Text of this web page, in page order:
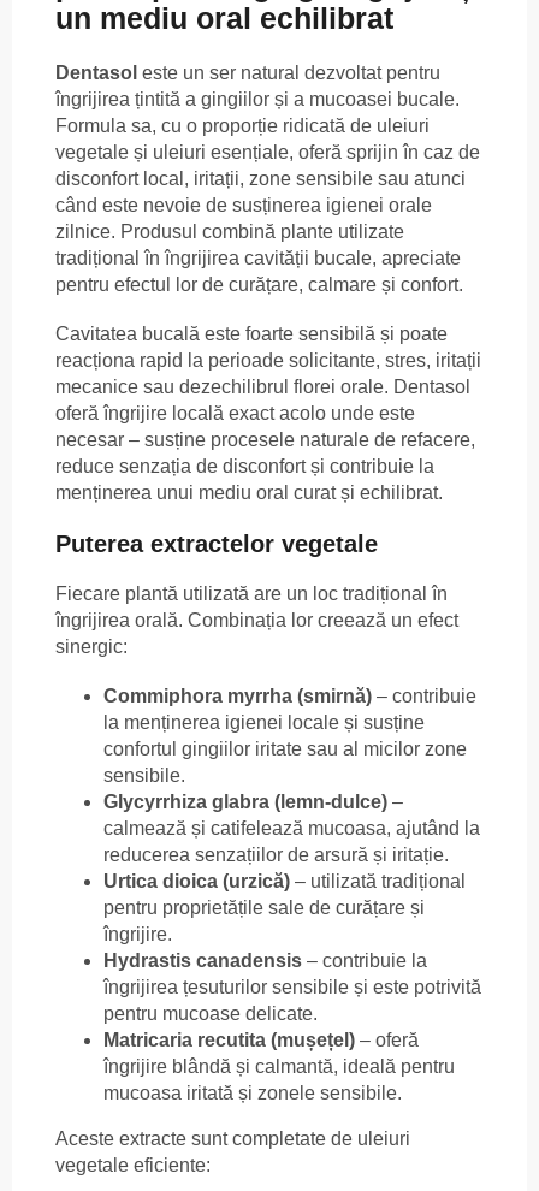
un mediu oral echilibrat
Dentasol este un ser natural dezvoltat pentru
îngrijirea țintită a gingiilor și a mucoasei bucale.
Formula sa, cu o proporție ridicată de uleiuri
vegetale și uleiuri esențiale, oferă sprijin în caz de
disconfort local, iritații, zone sensibile sau atunci
când este nevoie de susținerea igienei orale
zilnice. Produsul combină plante utilizate
tradițional în îngrijirea cavității bucale, apreciate
pentru efectul lor de curățare, calmare și confort.
Cavitatea bucală este foarte sensibilă și poate
reacționa rapid la perioade solicitante, stres, iritații
mecanice sau dezechilibrul florei orale. Dentasol
oferă îngrijire locală exact acolo unde este
necesar – susține procesele naturale de refacere,
reduce senzația de disconfort și contribuie la
menținerea unui mediu oral curat și echilibrat.
Puterea extractelor vegetale
Fiecare plantă utilizată are un loc tradițional în
îngrijirea orală. Combinația lor creează un efect
sinergic:
Commiphora myrrha (smirnă) – contribuie
la menținerea igienei locale și susține
confortul gingiilor iritate sau al micilor zone
sensibile.
Glycyrrhiza glabra (lemn-dulce) –
calmează și catifelează mucoasa, ajutând la
reducerea senzațiilor de arsură și iritație.
Urtica dioica (urzică) – utilizată tradițional
pentru proprietățile sale de curățare și
îngrijire.
Hydrastis canadensis – contribuie la
îngrijirea țesuturilor sensibile și este potrivită
pentru mucoase delicate.
Matricaria recutita (mușețel) – oferă
îngrijire blândă și calmantă, ideală pentru
mucoasa iritată și zonele sensibile.
Aceste extracte sunt completate de uleiuri
vegetale eficiente: